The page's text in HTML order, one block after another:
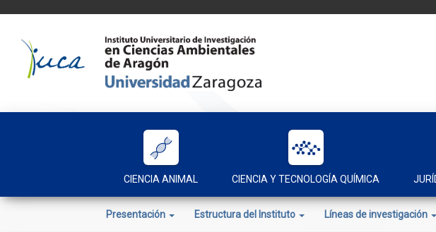
content
CIENCIA ANIMAL CIENCIA Y TECNOLOGÍA QUÍMICA
Presentación Estructura del Instituto Líneas de investigación